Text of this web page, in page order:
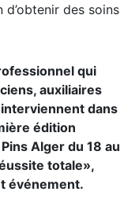
des soins
qui
auxiliaires
dans
édition
Alger du 18 au
totale»,
événement.